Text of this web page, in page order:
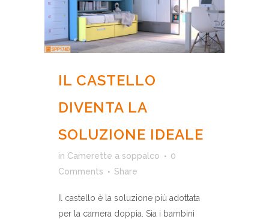
IL CASTELLO
DIVENTA LA
SOLUZIONE IDEALE
in Camerette a soppalco
0
Comments
Share
Il castello è la soluzione più adottata
per la camera doppia. Sia i bambini